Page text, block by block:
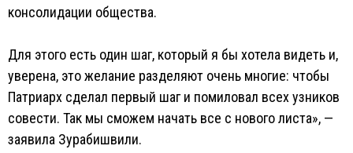
консолидации общества.
Для этого есть один шаг, который я бы хотела видеть и,
уверена, это желание разделяют очень многие: чтобы
Патриарх сделал первый шаг и помиловал всех узников
совести. Так мы сможем начать все с нового листа», —
заявила Зурабишвили.